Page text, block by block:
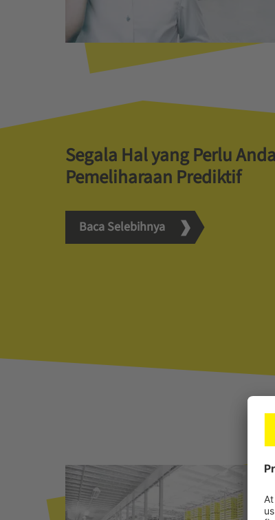
Segala Hal yang Perlu
Pemeliharaan Prediktif
Baca Selebihnya